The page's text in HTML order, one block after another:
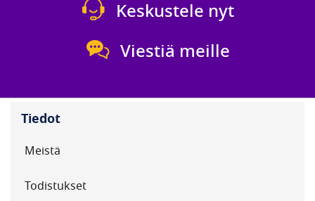
Keskustele nyt
Viestiä meille
Tiedot
Meistä
Todistukset